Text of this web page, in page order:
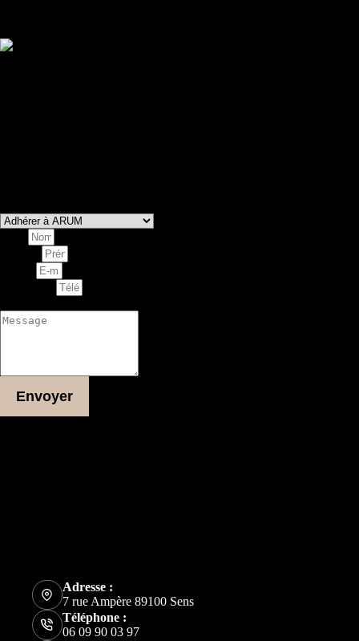
Envoyer
Adresse :
7 rue Ampère 89100 Sens
Téléphone :
06 09 90 03 97